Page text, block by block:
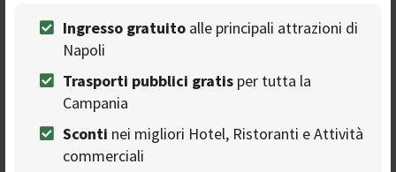
Ingresso gratuito alle principali attrazioni di
Napoli
Trasporti pubblici gratis per tutta la
Campania
Sconti nei migliori Hotel, Ristoranti e Attività
commerciali
La buona notizia è che la storia di Edoardo ed Anna ha un
lieto fine. Dopo un po', grazie ad un inatteso colpo del
destino, il vecchio marito di Anna si ammalò e morì. I due
innamorati poterono finalmente sposarsi ed essere
felici insieme per molti anni.
Tammurriata Nera